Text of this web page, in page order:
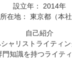
設立年： 2014年
所在地： 東京都（本社
自己紹介
ャリストライティ
門知識を持つライテ